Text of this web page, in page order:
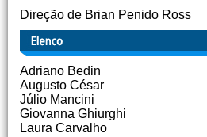
Direção de Brian Penido Ross
Adriano Bedin
Augusto César
Júlio Mancini
Giovanna Ghiurghi
Laura Carvalho